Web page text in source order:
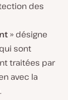
des
» désigne
sont
traitées par
avec la